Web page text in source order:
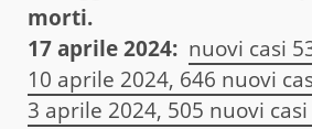
morti.
17 aprile 2024: nuovi casi
10 aprile 2024, 646 nuovi
3 aprile 2024, 505 nuovi